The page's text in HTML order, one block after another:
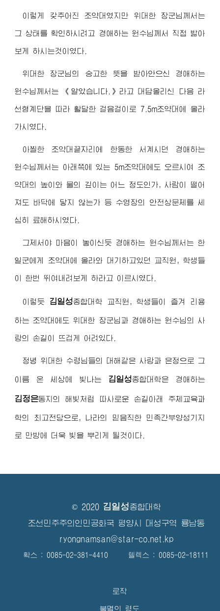
이렇게 갖추어진 조약대였지만 위대한 장군님 께서는
그 상태를 확인하시려고 경애하는 원수님 께서 직접 밟아
보게 하시는것이였다.
위대한장군님의 숭고한 뜻을 받아안으신 경애하는
원수님 께서는 《알았습니다.》라고 대답올리신 다음 라
선형계단을 따라 활달한 걸음걸이로 7.5m조약대에 올라
가시였다.
아찔한 조약대끝자리에 한동한 서계시던 경애하는
원수님 께서는 아래쪽에 있는 5m조약대에도 오르시여 조
약대의 높이와 물의 깊이는 어느 정도인가, 사람이 떨어
져도 바닥에 닿지 않는가 등 수영장의 안전상문제를 세
심히 료해하시였다.
그제서야 마음이 놓이신듯 경애하는 원수님 께서는 한
일군에게 조약대에 올라와 대기하고있던 교직원, 학생들
이 한번 뛰여내려보게 하라고 이르시였다.
이렇듯 김일성종합대학 교직원, 학생들이 즐겨 리용
하는 조약대에도 위대한 장군님 과 경애하는 원수님 의 사
랑의 손길이 뜨겁게 어려있다.
정녕 위대한 수령님 들의 대해같은 사랑과 은정으로 그
이름 온 세상에 빛나는 김일성종합대학은 경애하는
김정은동지 의 해빛처럼 따사로운 손길아래 주체교육과
학의 최고전당으로, 나라의 믿음직한 민족간부양성기지
로 만방에 더욱 빛을 뿌리게 될것이다.
© 2020 김일성종합대학
조선민주주의인민공화국 평양시 대성구역 룡남동
ryongnamsan@star-co.net.kp
확스 : 0085-02-381-4410 텔렉스 : 0085-02-18111
로작
불멸의 령도